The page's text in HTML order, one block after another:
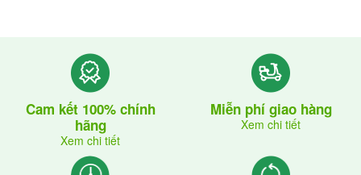
Cam kết 100% chính
hãng
Xem chi tiết
Miễn phí giao hàng
Xem chi tiết